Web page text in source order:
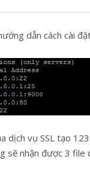
dẫn cách cài
dịch vụ SSL tạo
sẽ nhận được 3